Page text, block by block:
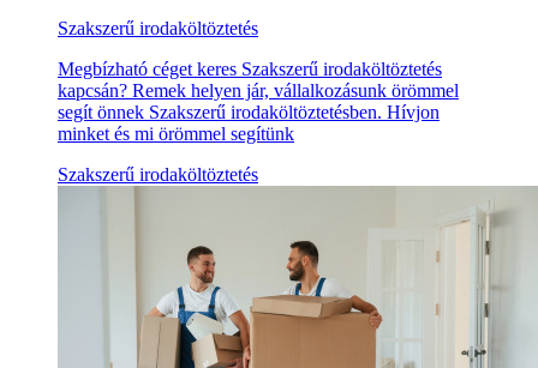
Szakszerű irodaköltöztetés
Megbízható céget keres Szakszerű irodaköltöztetés
kapcsán? Remek helyen jár, vállalkozásunk örömmel
segít önnek Szakszerű irodaköltöztetésben. Hívjon
minket és mi örömmel segítünk
Szakszerű irodaköltöztetés